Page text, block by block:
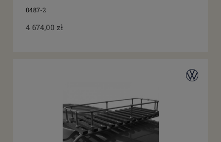
0487-2
4 674,00 zł